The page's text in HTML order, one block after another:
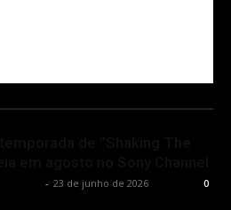
- 23 de junho de 2026 0